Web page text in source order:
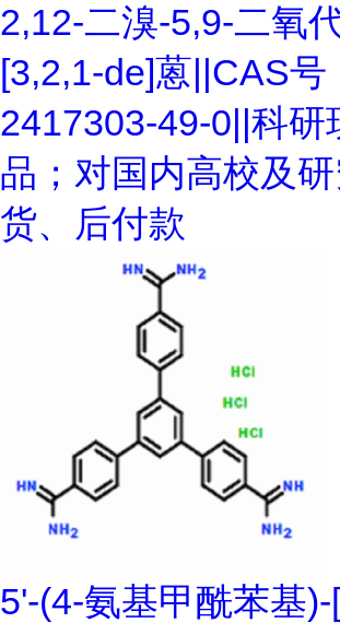
2,12-二溴-5,9-二氧
[3,2,1-de]蒽||CAS号
2417303-49-0||科研
品；对国内高校及
货、后付款
5'-(4-氨基甲酰苯基